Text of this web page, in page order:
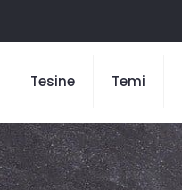
Tesine Temi